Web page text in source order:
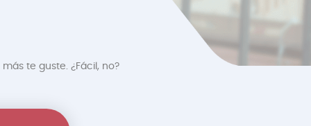
te guste. ¿Fácil, no?